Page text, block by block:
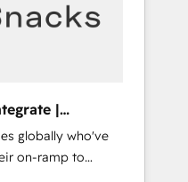
into clarity,
|
globally who've
on-ramp to